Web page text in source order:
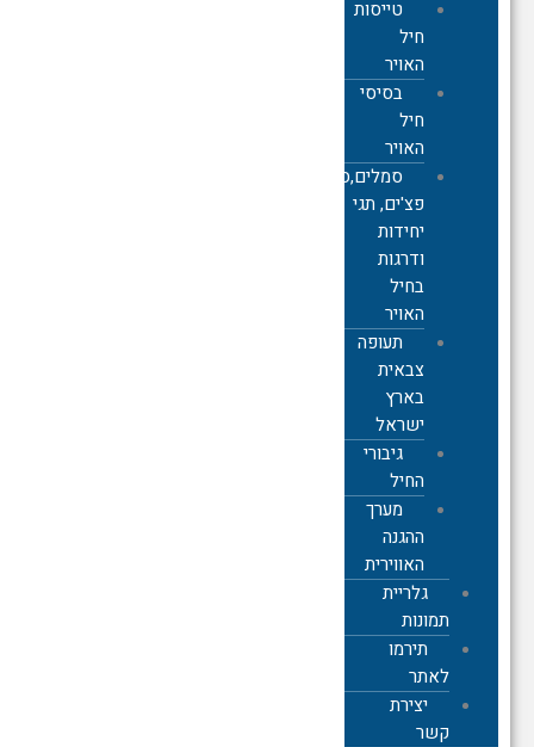
טייסות
חיל
האויר
בסיסי
חיל
האויר
סמלים,סיכות,
פצ'ים, תגי
יחידות
ודרגות
בחיל
האויר
תעופה
צבאית
בארץ
ישראל
גיבורי
החיל
מערך
ההגנה
האווירית
גלריית
תמונות
תירמו
לאתר
יצירת
קשר